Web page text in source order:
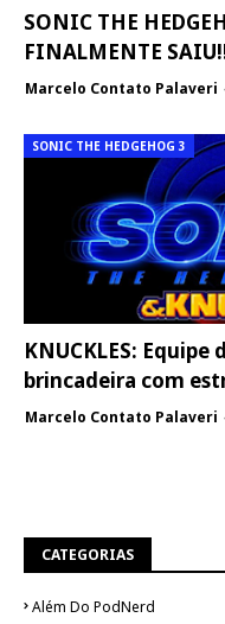
SONIC THE
FINALMENTE
Marcelo Contato Palaveri
SONIC THE HEDGEHOG 3
KNUCKLES:
brincadeira com
Marcelo Contato Palaveri
CATEGORIAS
Além Do PodNerd